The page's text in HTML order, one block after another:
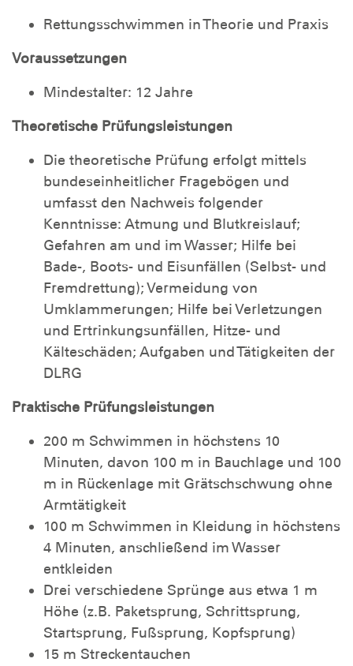
Rettungsschwimmen in Theorie und Praxis
Voraussetzungen
Mindestalter: 12 Jahre
Theoretische Prüfungsleistungen
Die theoretische Prüfung erfolgt mittels
bundeseinheitlicher Fragebögen und
umfasst den Nachweis folgender
Kenntnisse: Atmung und Blutkreislauf;
Gefahren am und im Wasser; Hilfe bei
Bade-, Boots- und Eisunfällen (Selbst- und
Fremdrettung); Vermeidung von
Umklammerungen; Hilfe bei Verletzungen
und Ertrinkungsunfällen, Hitze- und
Kälteschäden; Aufgaben und Tätigkeiten der
DLRG
Praktische Prüfungsleistungen
200 m Schwimmen in höchstens 10
Minuten, davon 100 m in Bauchlage und 100
m in Rückenlage mit Grätschschwung ohne
Armtätigkeit
100 m Schwimmen in Kleidung in höchstens
4 Minuten, anschließend im Wasser
entkleiden
Drei verschiedene Sprünge aus etwa 1 m
Höhe (z.B. Paketsprung, Schrittsprung,
Startsprung, Fußsprung, Kopfsprung)
15 m Streckentauchen